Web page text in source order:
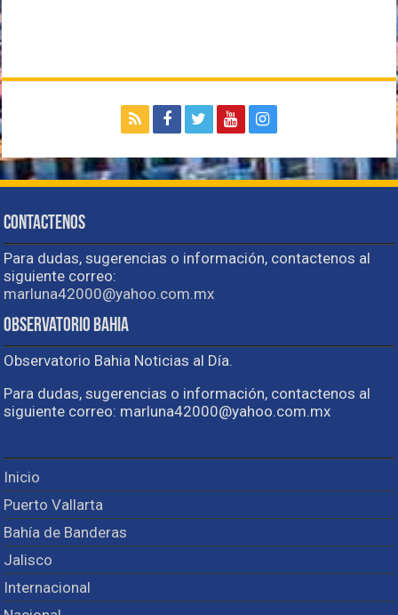
Contactenos
Para dudas, sugerencias o información, contactenos al
siguiente correo:
marluna42000@yahoo.com.mx
Observatorio Bahia
Observatorio Bahia Noticias al Día.
Para dudas, sugerencias o información, contactenos al
siguiente correo: marluna42000@yahoo.com.mx
Inicio
Puerto Vallarta
Bahía de Banderas
Jalisco
Internacional